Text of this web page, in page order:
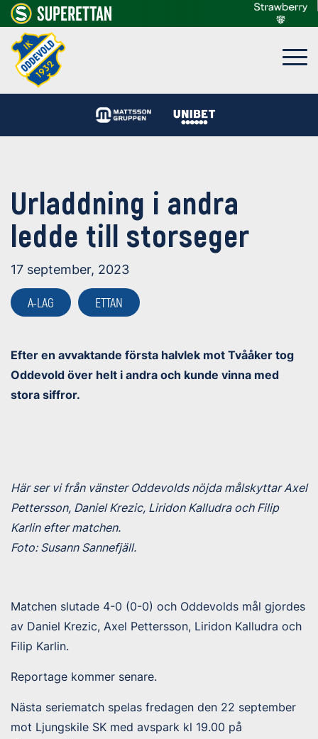
Urladdning i andra
ledde till storseger
17 september, 2023
A-LAG ETTAN
Efter en avvaktande första halvlek mot Tvååker tog
Oddevold över helt i andra och kunde vinna med
stora siffror.
Här ser vi från vänster Oddevolds nöjda målskyttar Axel
Pettersson, Daniel Krezic, Liridon Kalludra och Filip
Karlin efter matchen.
Foto: Susann Sannefjäll.
Matchen slutade 4-0 (0-0) och Oddevolds mål gjordes
av Daniel Krezic, Axel Pettersson, Liridon Kalludra och
Filip Karlin.
Reportage kommer senare.
Nästa seriematch spelas fredagen den 22 september
mot Ljungskile SK med avspark kl 19.00 på